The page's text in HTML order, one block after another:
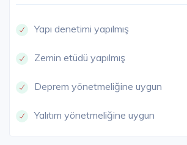
Yapı denetimi yapılmış
Zemin etüdü yapılmış
Deprem yönetmeliğine uygun
Yalıtım yönetmeliğine uygun